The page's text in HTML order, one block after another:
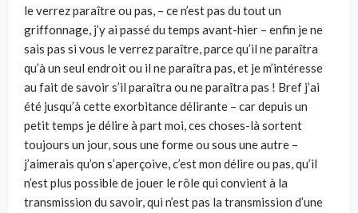
le verrez paraître ou pas, – ce n’est pas du tout un
griffonnage, j’y ai passé du temps avant-hier – enfin je ne
sais pas si vous le verrez paraître, parce qu’il ne paraîtra
qu’à un seul endroit ou il ne paraîtra pas, et je m’intéresse
au fait de savoir s’il paraîtra ou ne paraîtra pas ! Bref j’ai
été jusqu’à cette exorbitance délirante – car depuis un
petit temps je délire à part moi, ces choses-là sortent
toujours un jour, sous une forme ou sous une autre –
j’aimerais qu’on s’aperçoive, c’est mon délire ou pas, qu’il
n’est plus possible de jouer le rôle qui convient à la
transmission du savoir, qui n’est pas la transmission d’une